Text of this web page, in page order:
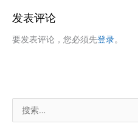
发表评论
要发表评论，您必须先登录。
索